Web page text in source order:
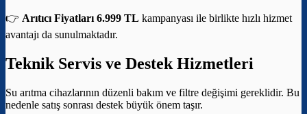
👉 Arıtıcı Fiyatları 6.999 TL kampanyası ile birlikte hızlı hizmet
avantajı da sunulmaktadır.
Teknik Servis ve Destek Hizmetleri
Su arıtma cihazlarının düzenli bakım ve filtre değişimi gereklidir. Bu
nedenle satış sonrası destek büyük önem taşır.